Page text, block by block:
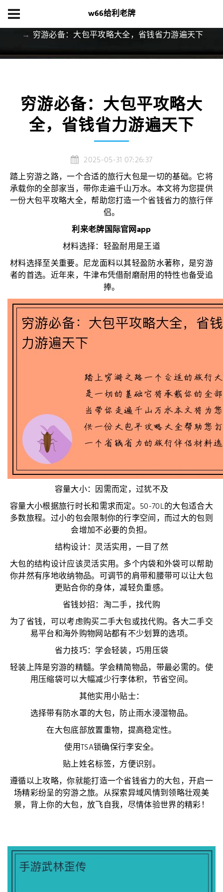
w66给利老牌
穷游必备：大包平攻略大全，省钱省力游遍天下
穷游必备：大包平攻略大
全，省钱省力游遍天下
2025-05-31 07:26:37
踏上穷游之路，一个合适的旅行大包是一切的基础。它将
承载你的全部家当，带你走遍千山万水。本文将为您提供
一份大包平攻略大全，帮助您打造一个省钱省力的旅行伴
侣。
利来老牌国际官网app
材料选择：轻盈耐用是王道
材料选择至关重要。尼龙面料以其轻盈防水著称，是穷游
者的首选。近年来，牛津布凭借耐磨耐用的特性也备受追
捧。
容量大小：因需而定，过犹不及
容量大小根据旅行时长和需求而定。50-70L的大包适合大
多数旅程。过小的包会限制你的行李空间，而过大的包则
会增加不必要的负担。
结构设计：灵活实用，一目了然
大包的结构设计应该灵活实用。多个内袋和外袋可以帮助
你井然有序地收纳物品。可调节的肩带和腰带可以让大包
更贴合你的身体，减轻负重感。
省钱妙招：淘二手，找代购
为了省钱，可以考虑购买二手大包或找代购。各大二手交
易平台和海外购物网站都有不少划算的选项。
省力技巧：学会轻装，巧用压袋
轻装上阵是穷游的精髓。学会精简物品，带最必需的。使
用压缩袋可以大幅减少行李体积，节省空间。
其他实用小贴士：
选择带有防水罩的大包，防止雨水浸湿物品。
在大包底部放置重物，提高稳定性。
使用TSA锁确保行李安全。
贴上姓名标签，方便识别。
遵循以上攻略，你就能打造一个省钱省力的大包，开启一
场精彩纷呈的穷游之旅。从探索异域风情到领略壮观美
景，背上你的大包，放飞自我，尽情体验世界的精彩！